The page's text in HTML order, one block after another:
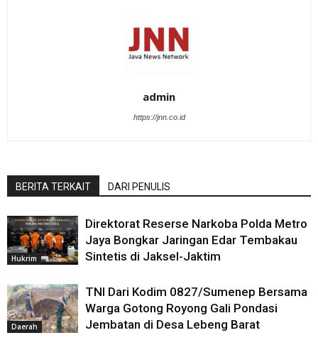
admin
https://jnn.co.id
BERITA TERKAIT DARI PENULIS
Hukrim
Direktorat Reserse Narkoba Polda Metro
Jaya Bongkar Jaringan Edar Tembakau
Sintetis di Jaksel-Jaktim
Daerah
TNI Dari Kodim 0827/Sumenep Bersama
Warga Gotong Royong Gali Pondasi
Jembatan di Desa Lebeng Barat